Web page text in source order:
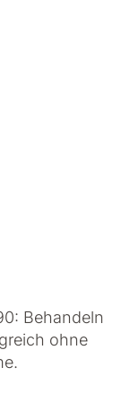
Behandeln
ohne